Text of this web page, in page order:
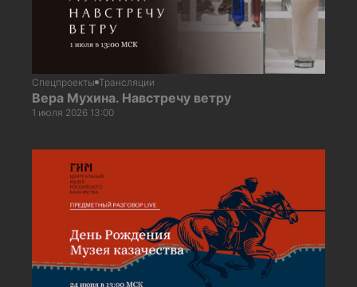
Спецпроекты Трансляции
Вера Мухина. Навстречу ветру
1 июля 2026 13:00